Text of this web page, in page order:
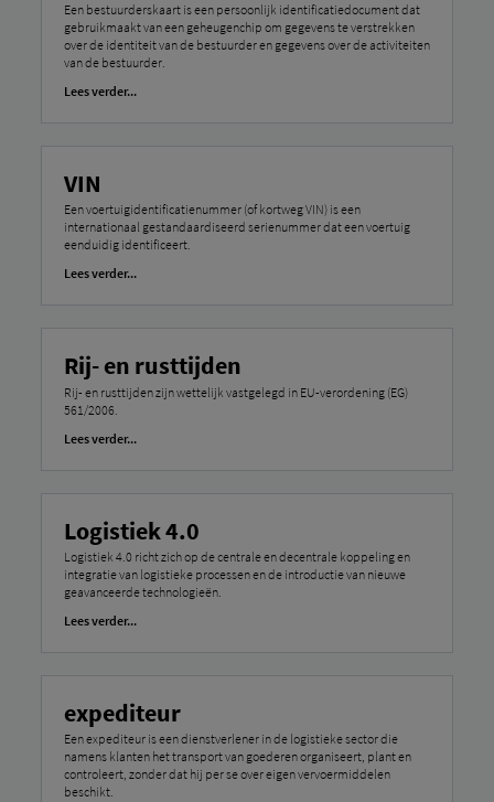
Een bestuurderskaart is een persoonlijk identificatiedocument dat
gebruikmaakt van een geheugenchip om gegevens te verstrekken
over de identiteit van de bestuurder en gegevens over de activiteiten
van de bestuurder.
Lees verder...
VIN
Een voertuigidentificatienummer (of kortweg VIN) is een
internationaal gestandaardiseerd serienummer dat een voertuig
eenduidig ​​identificeert.
Lees verder...
Rij- en rusttijden
Rij- en rusttijden zijn wettelijk vastgelegd in EU-verordening (EG)
561/2006.
Lees verder...
Logistiek 4.0
Logistiek 4.0 richt zich op de centrale en decentrale koppeling en
integratie van logistieke processen en de introductie van nieuwe
geavanceerde technologieën.
Lees verder...
expediteur
Een expediteur is een dienstverlener in de logistieke sector die
namens klanten het transport van goederen organiseert, plant en
controleert, zonder dat hij per se over eigen vervoermiddelen
beschikt.